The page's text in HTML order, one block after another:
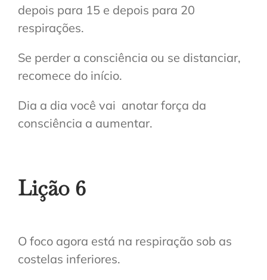
depois para 15 e depois para 20
respirações.
Se perder a consciência ou se distanciar,
recomece do início.
Dia a dia você vai anotar força da
consciência a aumentar.
Lição 6
O foco agora está na respiração sob as
costelas inferiores.